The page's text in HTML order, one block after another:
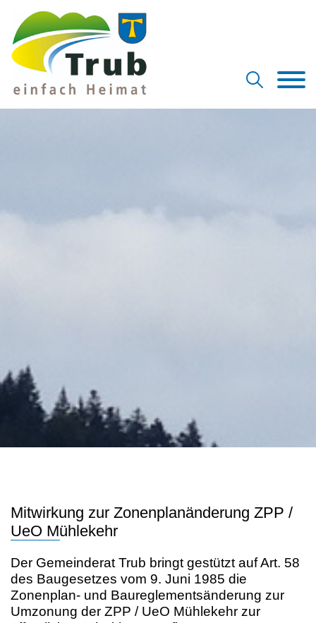
Mitwirkung zur Zonenplanänderung ZPP /
UeO Mühlekehr
Der Gemeinderat Trub bringt gestützt auf Art. 58
des Baugesetzes vom 9. Juni 1985 die
Zonenplan- und Baureglementsänderung zur
Umzonung der ZPP / UeO Mühlekehr zur